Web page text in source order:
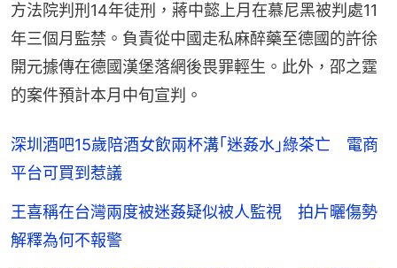
方法院判刑14年徒刑，蔣中懿上月在慕尼黑被判處11
年三個月監禁。負責從中國走私麻醉藥至德國的許徐
開元據傳在德國漢堡落網後畏罪輕生。此外，邵之霆
的案件預計本月中旬宣判。
深圳酒吧15歲陪酒女飲兩杯溝｢迷姦水｣綠茶亡 電商
平台可買到惹議
王喜稱在台灣兩度被迷姦疑似被人監視 拍片曬傷勢
解釋為何不報警